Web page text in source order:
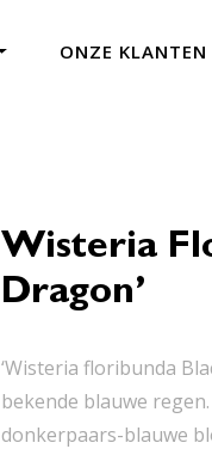
ONZE KLANTEN
Wisteria
Dragon’
‘Wisteria floribunda
bekende blauwe
donkerpaars-blauwe